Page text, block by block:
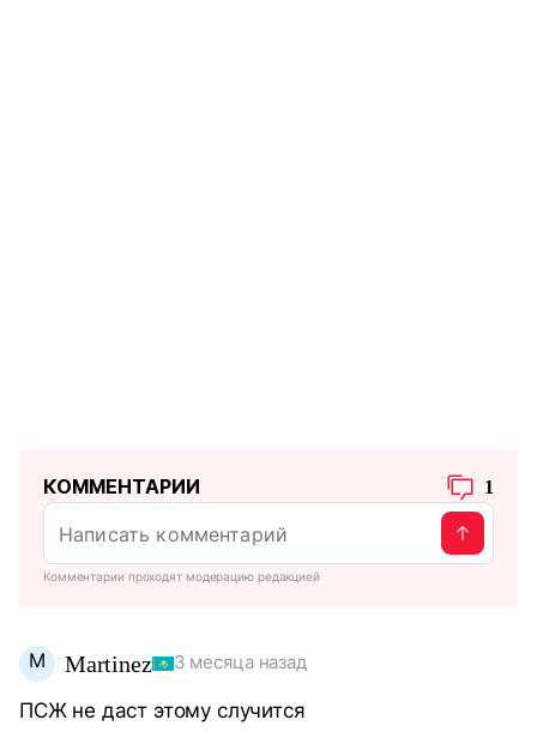
КОММЕНТАРИИ 1
Комментарии проходят модерацию редакцией
M Martinez 3 месяца назад
ПСЖ не даст этому случится